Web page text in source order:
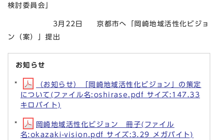
検討委員会」
3月22日 京都市へ「岡崎地域活性化ビジョ
ン（案）」提出
お知らせ
（お知らせ）「岡崎地域活性化ビジョン」の策定
について(ファイル名:oshirase.pdf サイズ:147.33
キロバイト)
岡崎地域活性化ビジョン 冊子(ファイル
名:okazaki-vision.pdf サイズ:3.29 メガバイト)